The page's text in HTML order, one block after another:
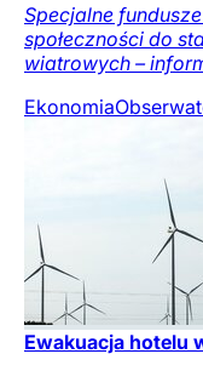
Specjalne
społeczności do
wiatrowych –
Ekonomia
Ewakuacja hotelu